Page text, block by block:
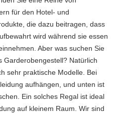
für den Hotel- und
die dazu beitragen, dass
wird während sie essen
Aber was suchen Sie
Garderobengestell? Natürlich
sehr praktische Modelle. Bei
aufhängen, und unten ist
Ein solches Regal ist ideal
auf kleinem Raum. Wir sind